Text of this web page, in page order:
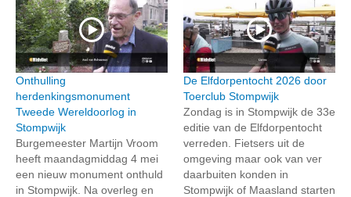
Onthulling
herdenkingsmonument
Tweede Wereldoorlog in
Stompwijk
Burgemeester Martijn Vroom
heeft maandagmiddag 4 mei
een nieuw monument onthuld
in Stompwijk. Na overleg en
De Elfdorpentocht 2026 door
Toerclub Stompwijk
Zondag is in Stompwijk de 33e
editie van de Elfdorpentocht
verreden. Fietsers uit de
omgeving maar ook van ver
daarbuiten konden in
Stompwijk of Maasland starten